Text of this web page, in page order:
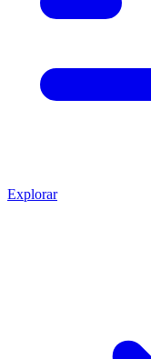
Explorar